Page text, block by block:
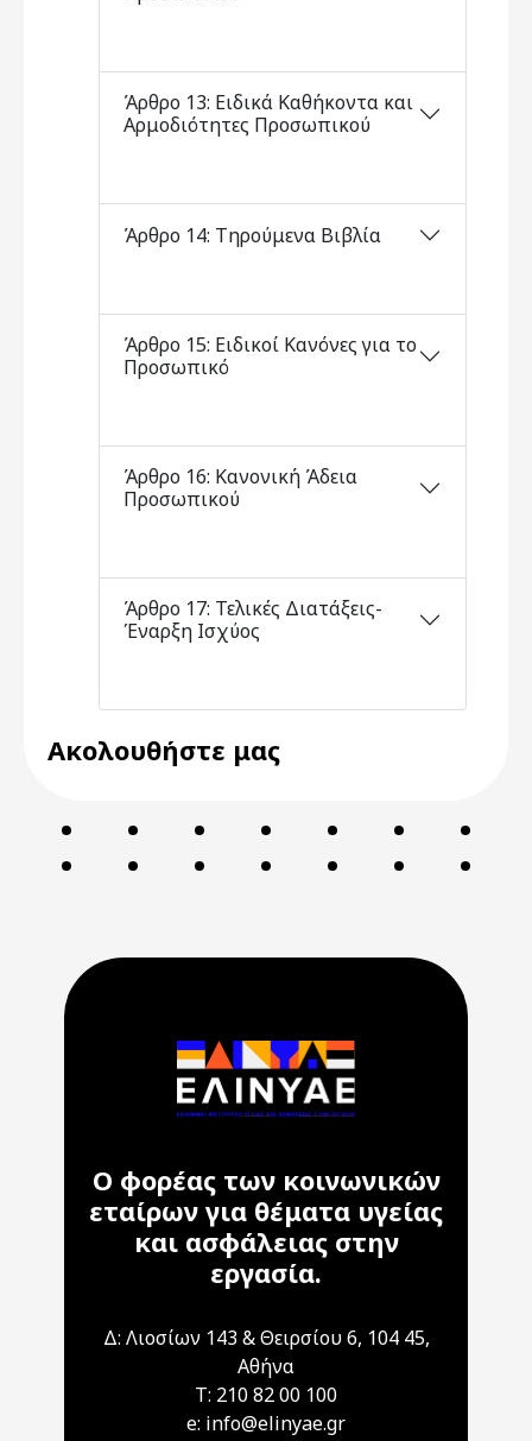
Άρθρο 13: Ειδικά Καθήκοντα και
Αρμοδιότητες Προσωπικού
Άρθρο 14: Τηρούμενα Βιβλία
Άρθρο 15: Ειδικοί Κανόνες για το
Προσωπικό
Άρθρο 16: Κανονική Άδεια
Προσωπικού
Άρθρο 17: Τελικές Διατάξεις-
Έναρξη Ισχύος
Ακολουθήστε μας
Ο φορέας των κοινωνικών
εταίρων για θέματα υγείας
και ασφάλειας στην
εργασία.
Δ: Λιοσίων 143 & Θειρσίου 6, 104 45,
Αθήνα
T: 210 82 00 100
e: info@elinyae.gr